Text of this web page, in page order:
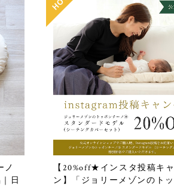
ノ
日
【20%off★インスタ投稿キ
ン】「ジョリーメゾンのト